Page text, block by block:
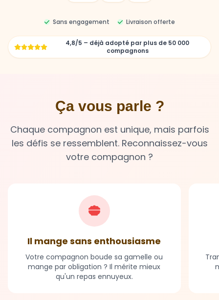
Sans engagement Livraison offerte
4,8/5 – déjà adopté par plus de 50 000
compagnons
Ça vous parle ?
Chaque compagnon est unique, mais parfois
les défis se ressemblent. Reconnaissez-vous
votre compagnon ?
Il mange sans enthousiasme
Votre compagnon boude sa gamelle ou
mange par obligation ? Il mérite mieux
qu'un repas ennuyeux.